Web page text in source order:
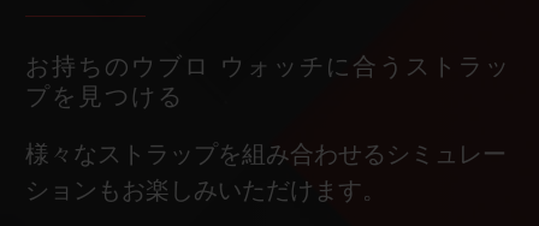
お持ちのウブロ ウォッチに合うストラッ
プを見つける
様々なストラップを組み合わせるシミュレー
ションもお楽しみいただけます。